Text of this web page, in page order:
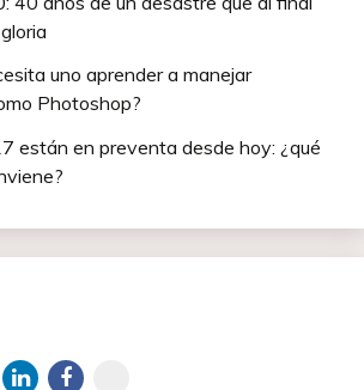
uno aprender a manejar
Photoshop?
están en preventa desde hoy: ¿qué